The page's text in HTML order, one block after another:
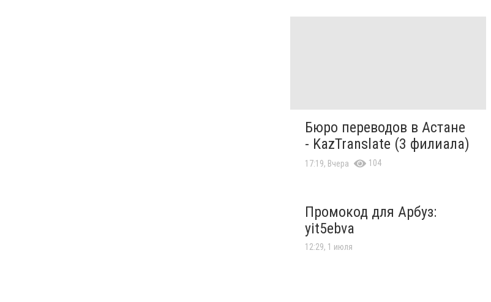
Бюро переводов в Астане
- KazTranslate (3 филиала)
17:19, Вчера 104
Промокод для Арбуз:
yit5ebva
12:29, 1 июля